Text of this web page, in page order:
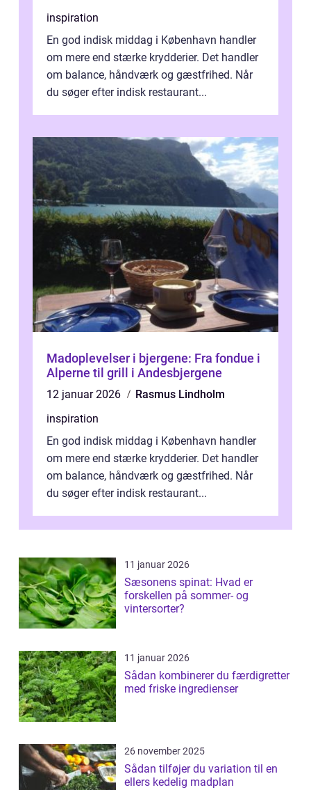
inspiration
En god indisk middag i København handler
om mere end stærke krydderier. Det handler
om balance, håndværk og gæstfrihed. Når
du søger efter indisk restaurant...
Madoplevelser i bjergene: Fra fondue i
Alperne til grill i Andesbjergene
12 januar 2026
Rasmus Lindholm
inspiration
En god indisk middag i København handler
om mere end stærke krydderier. Det handler
om balance, håndværk og gæstfrihed. Når
du søger efter indisk restaurant...
11 januar 2026
Sæsonens spinat: Hvad er
forskellen på sommer- og
vintersorter?
11 januar 2026
Sådan kombinerer du færdigretter
med friske ingredienser
26 november 2025
Sådan tilføjer du variation til en
ellers kedelig madplan